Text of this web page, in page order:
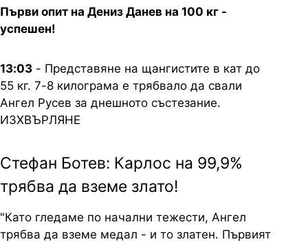
Първи опит на Дениз Данев на 100 кг -
успешен!
13:03 - Представяне на щангистите в кат до
55 кг. 7-8 килограма е трябвало да свали
Ангел Русев за днешното състезание.
ИЗХВЪРЛЯНЕ
Стефан Ботев: Карлос на 99,9%
трябва да вземе злато!
"Като гледаме по начални тежести, Ангел
трябва да вземе медал - и то златен. Първият